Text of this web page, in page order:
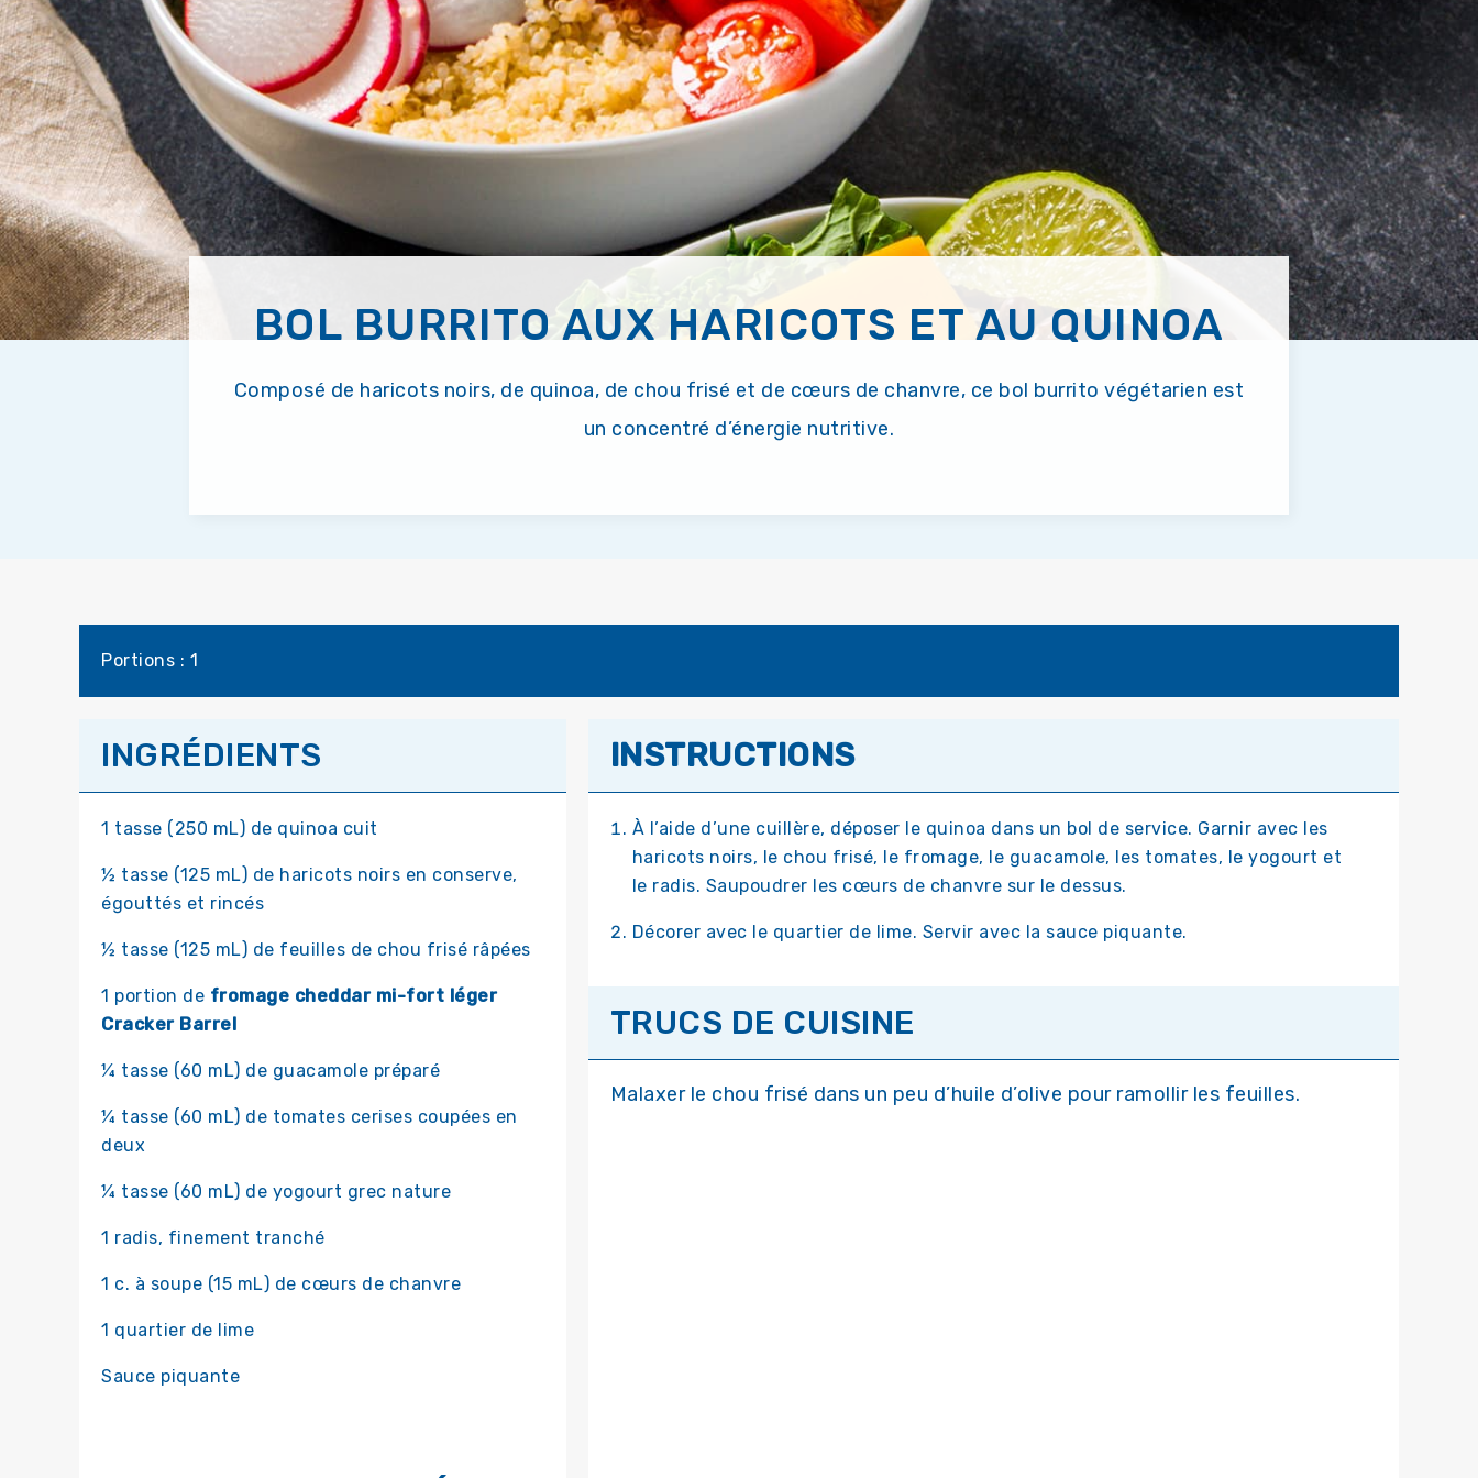
BOL BURRITO AUX HARICOTS ET AU QUINOA
Composé de haricots noirs, de quinoa, de chou frisé et de cœurs de chanvre, ce bol burrito végétarien est
un concentré d’énergie nutritive.
Portions : 1
INGRÉDIENTS
1 tasse (250 mL) de quinoa cuit
½ tasse (125 mL) de haricots noirs en conserve,
égouttés et rincés
½ tasse (125 mL) de feuilles de chou frisé râpées
1 portion de fromage cheddar mi-fort léger
Cracker Barrel
¼ tasse (60 mL) de guacamole préparé
¼ tasse (60 mL) de tomates cerises coupées en
deux
¼ tasse (60 mL) de yogourt grec nature
1 radis, finement tranché
1 c. à soupe (15 mL) de cœurs de chanvre
1 quartier de lime
Sauce piquante
INSTRUCTIONS
À l’aide d’une cuillère, déposer le quinoa dans un bol de service. Garnir avec les
haricots noirs, le chou frisé, le fromage, le guacamole, les tomates, le yogourt et
le radis. Saupoudrer les cœurs de chanvre sur le dessus.
Décorer avec le quartier de lime. Servir avec la sauce piquante.
TRUCS DE CUISINE
Malaxer le chou frisé dans un peu d’huile d’olive pour ramollir les feuilles.